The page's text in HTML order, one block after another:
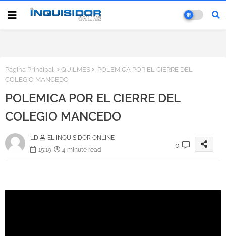
Página Principal QUILMES
POLEMICA POR EL CIERRE DEL
COLEGIO MANCEDO
POLEMICA POR EL CIERRE DEL
COLEGIO MANCEDO
LD
EL INQUISIDOR ONLINE
15:19
4 minute read
0